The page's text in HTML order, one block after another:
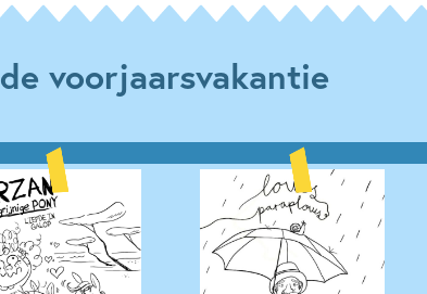
voorjaarsvakantie